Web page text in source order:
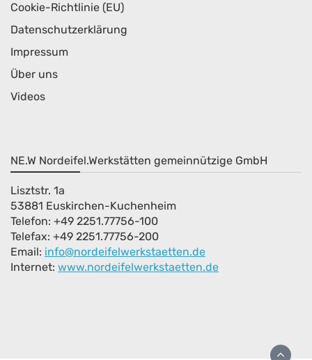
Cookie-Richtlinie (EU)
Datenschutzerklärung
Impressum
Über uns
Videos
NE.W Nordeifel.Werkstätten gemeinnützige GmbH
Lisztstr. 1a
53881 Euskirchen-Kuchenheim
Telefon: +49 2251.77756-100
Telefax: +49 2251.77756-200
Email: info@nordeifelwerkstaetten.de
Internet: www.nordeifelwerkstaetten.de